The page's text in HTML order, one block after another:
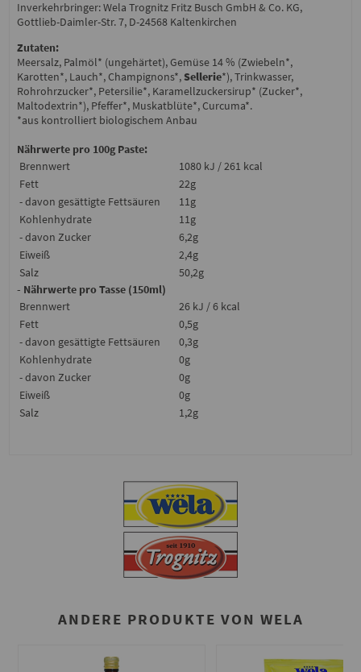
Inverkehrbringer: Wela Trognitz Fritz Busch GmbH & Co. KG,
Gottlieb-Daimler-Str. 7, D-24568 Kaltenkirchen
Zutaten:
Meersalz, Palmöl* (ungehärtet), Gemüse 14 % (Zwiebeln*,
Karotten*, Lauch*, Champignons*,Sellerie*), Trinkwasser,
Rohrohrzucker*, Petersilie*, Karamellzuckersirup* (Zucker*,
Maltodextrin*), Pfeffer*, Muskatblüte*, Curcuma*.
*aus kontrolliert biologischem Anbau
Nährwerte pro 100g Paste:
Brennwert
1080 kJ / 261 kcal
Fett
22g
- davon gesättigte Fettsäuren
11g
Kohlenhydrate
11g
- davon Zucker
6,2g
Eiweiß
2,4g
Salz
50,2g
- Nährwerte pro Tasse (150ml)
Brennwert
26 kJ / 6 kcal
Fett
0,5g
- davon gesättigte Fettsäuren
0,3g
Kohlenhydrate
0g
- davon Zucker
0g
Eiweiß
0g
Salz
1,2g
ANDERE PRODUKTE VON WELA